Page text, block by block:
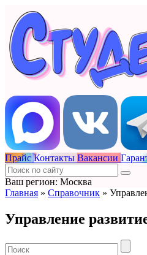
Прайс Контакты Вакансии
Ваш регион: Москва
Главная » Справочник »
Управление